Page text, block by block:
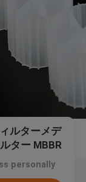
ルターメデ
ター MBBR
personally